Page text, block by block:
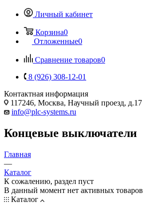
Личный кабинет
Корзина0
Отложенные0
Сравнение товаров0
8 (926) 308-12-01
Контактная информация
117246, Москва, Научный проезд, д.17
info@plc-systems.ru
Концевые выключатели
Главная
—
Каталог
К сожалению, раздел пуст
В данный момент нет активных товаров
Каталог